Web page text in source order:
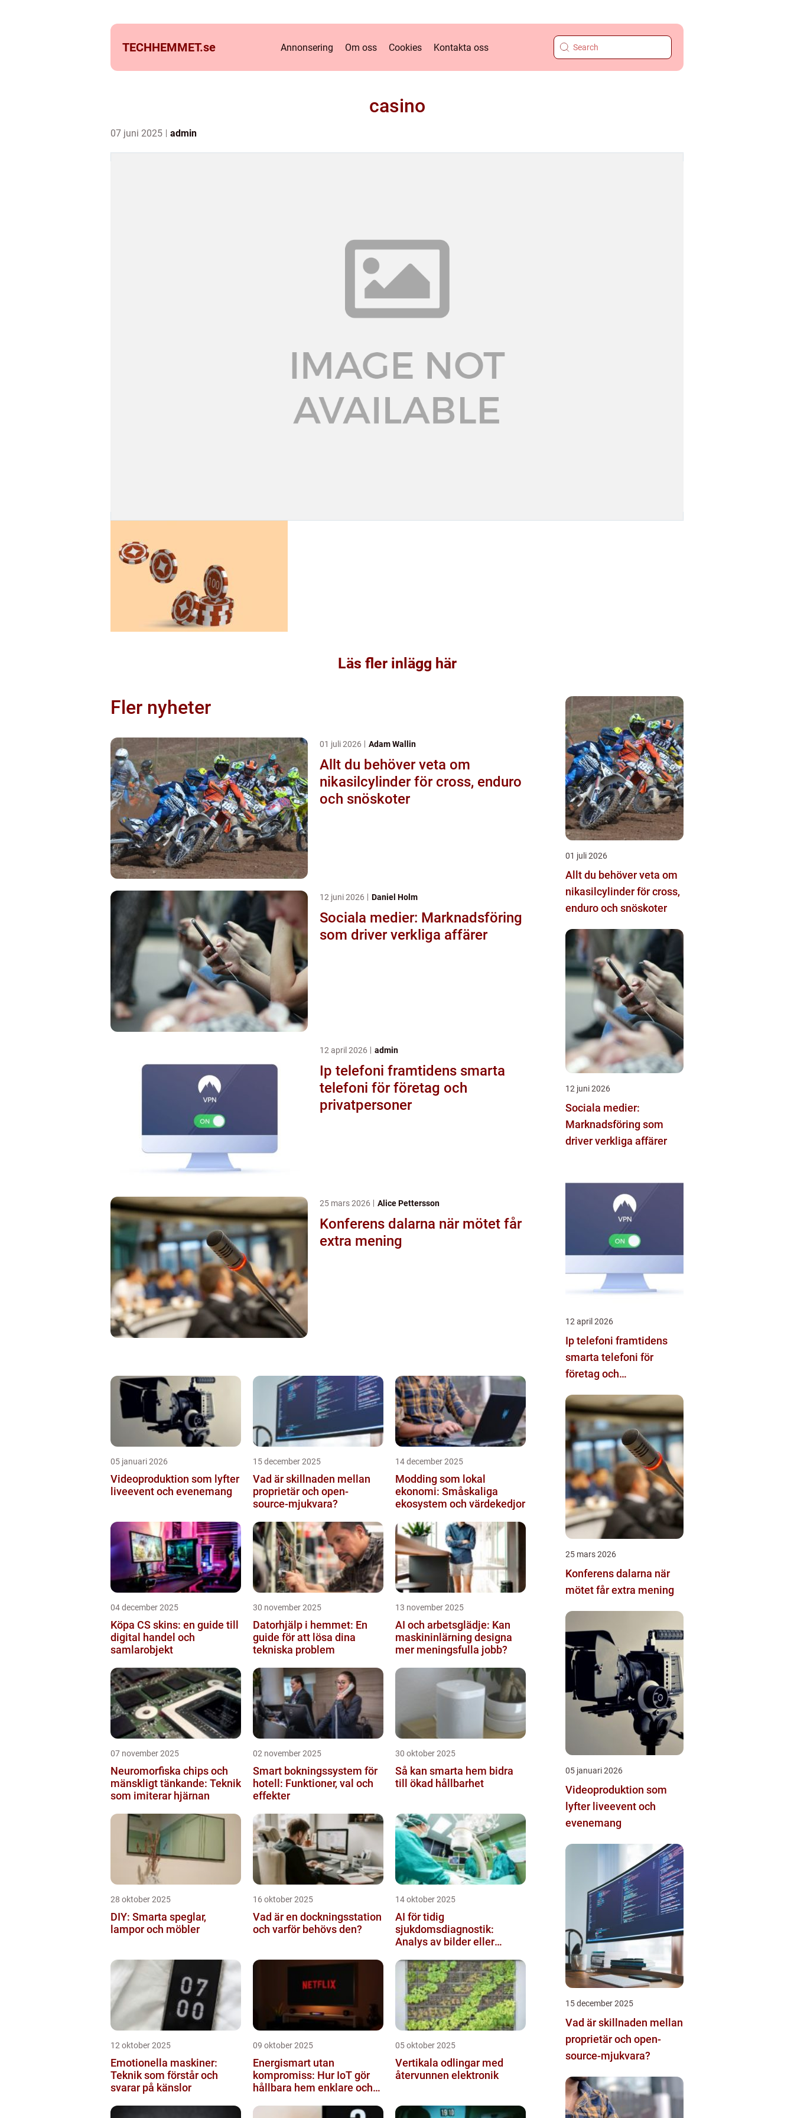
TECHHEMMET.se Annonsering Om oss Cookies Kontakta oss
casino
07 juni 2025 admin
Läs fler inlägg här
Fler nyheter
01 juli 2026 Adam Wallin
Allt du behöver veta om
nikasilcylinder för cross, enduro
och snöskoter
12 juni 2026 Daniel Holm
Sociala medier: Marknadsföring
som driver verkliga affärer
12 april 2026 admin
Ip telefoni framtidens smarta
telefoni för företag och
privatpersoner
25 mars 2026 Alice Pettersson
Konferens dalarna när mötet får
extra mening
05 januari 2026
Videoproduktion som lyfter
liveevent och evenemang
15 december 2025
Vad är skillnaden mellan
proprietär och open-
source-mjukvara?
14 december 2025
Modding som lokal
ekonomi: Småskaliga
ekosystem och värdekedjor
04 december 2025
Köpa CS skins: en guide till
digital handel och
samlarobjekt
30 november 2025
Datorhjälp i hemmet: En
guide för att lösa dina
tekniska problem
13 november 2025
AI och arbetsglädje: Kan
maskininlärning designa
mer meningsfulla jobb?
07 november 2025
Neuromorfiska chips och
mänskligt tänkande: Teknik
som imiterar hjärnan
02 november 2025
Smart bokningssystem för
hotell: Funktioner, val och
effekter
30 oktober 2025
Så kan smarta hem bidra
till ökad hållbarhet
28 oktober 2025
DIY: Smarta speglar,
lampor och möbler
16 oktober 2025
Vad är en dockningsstation
och varför behövs den?
14 oktober 2025
AI för tidig
sjukdomsdiagnostik:
Analys av bilder eller
12 oktober 2025
Emotionella maskiner:
Teknik som förstår och
svarar på känslor
09 oktober 2025
Energismart utan
kompromiss: Hur IoT gör
hållbara hem enklare och
05 oktober 2025
Vertikala odlingar med
återvunnen elektronik
01 juli 2026
Allt du behöver veta om
nikasilcylinder för cross,
enduro och snöskoter
12 juni 2026
Sociala medier:
Marknadsföring som
driver verkliga affärer
12 april 2026
Ip telefoni framtidens
smarta telefoni för
företag och
25 mars 2026
Konferens dalarna när
mötet får extra mening
05 januari 2026
Videoproduktion som
lyfter liveevent och
evenemang
15 december 2025
Vad är skillnaden mellan
proprietär och open-
source-mjukvara?